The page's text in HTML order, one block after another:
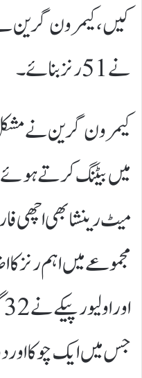
نے 51 رنز بنائے۔
کیمرون گرین نے مشکل
میں بیٹنگ کرتے ہوئے
میٹ رینشا بھی اچھی
جس میں ایک چوکا اور